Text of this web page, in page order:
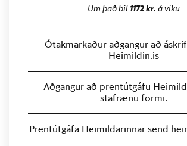
Um það bil1172 kr. á viku
Ótakmarkaður aðgangur að
Heimildin.is
Aðgangur að prentútgáfu
stafrænu formi.
Prentútgáfa Heimildarinnar send